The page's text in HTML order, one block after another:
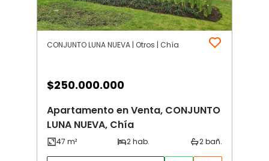
CONJUNTO LUNA NUEVA | Otros | Chía
$250.000.000
Apartamento en Venta, CONJUNTO
LUNA NUEVA, Chía